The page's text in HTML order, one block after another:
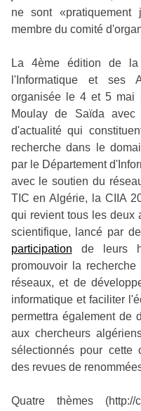
ne sont «pratiquement
membre du comité
La 4ème édition de la
l'Informatique et ses
organisée le 4 et 5 mai
Moulay de Saïda
d'actualité qui
recherche dans le
par le Département
avec le soutien du
TIC en Algérie, la CIIA
qui revient tous les deux
scientifique, lancé par
participation de leurs
promouvoir la
réseaux, et de
informatique et faciliter
permettra également de
aux chercheurs
sélectionnés pour cette
des revues de
Quatre thèmes (http://